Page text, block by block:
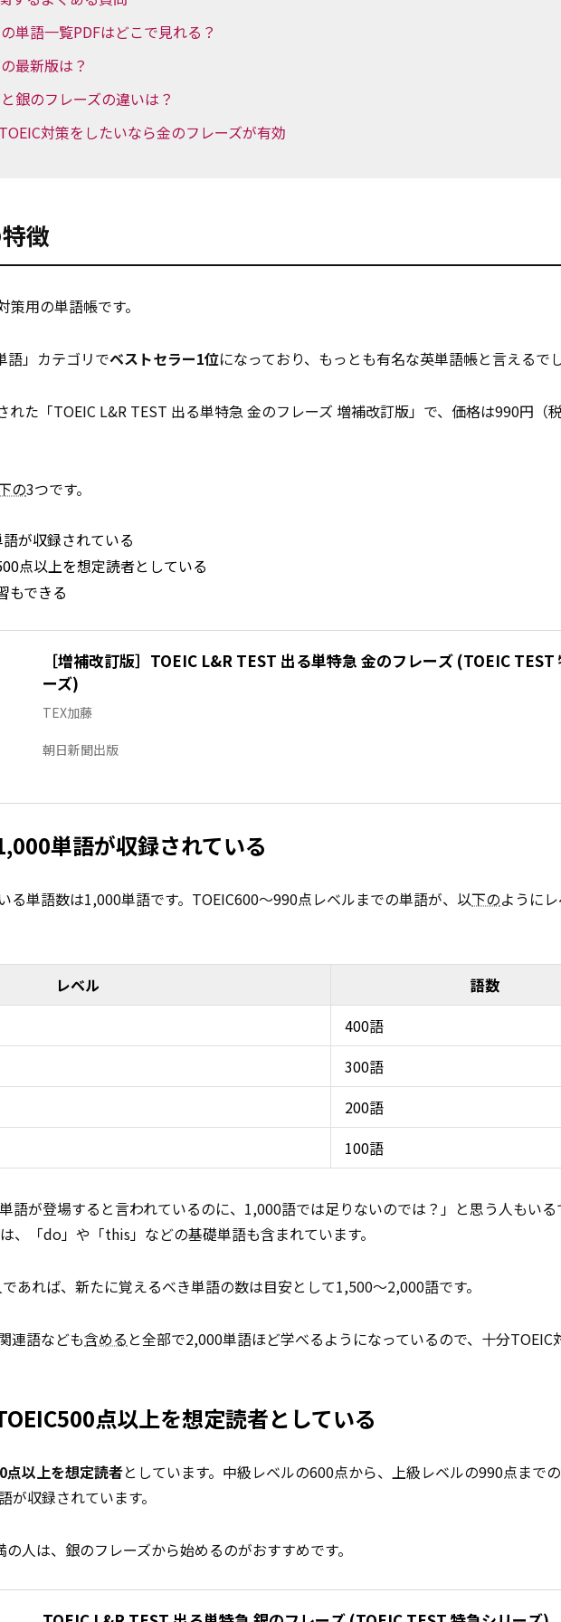
単語一覧PDFはどこで見れる？
最新版は？
銀のフレーズの違いは？
対策をしたいなら金のフレーズが有効
徴
用の単語帳です。
語」カテゴリでベストセラー1位になっており、もっとも有名な英単語帳と言えるで
れた「TOEIC L&R TEST 出る単特急 金のフレーズ 増補改訂版」で、価格は990円（
の3つです。
が収録されている
点以上を想定読者としている
もできる
［増補改訂版］TOEIC L&R TEST 出る単特急 金のフレーズ (TOEIC TEST
ーズ)
TEX加藤
朝日新聞出版
単語が収録されている
る単語数は1,000単語です。TOEIC600〜990点レベルまでの単語が、以下のように
レベル
語数
400語
300語
200語
100語
語が登場すると言われているのに、1,000語では足りないのでは？」と思う人もい
、「do」や「this」などの基礎単語も含まれています。
あれば、新たに覚えるべき単語の数は目安として1,500〜2,000語です。
連語なども含める と全部で2,000単語ほど学べるようになっているので、十分TOEIC
点以上を想定読者としている
点以上を想定読者としています。中級レベルの600点から、上級レベルの990点まで
収録されています。
人は、銀のフレーズから始めるのがおすすめです。